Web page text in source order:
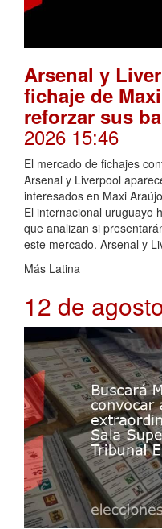
Arsenal y
fichaje de
reforzar sus
2026 15:46
El mercado de fichajes
Arsenal y Liverpool
interesados en Maxi
El internacional uruguayo
que analizan si
este mercado. Arsenal y
Más Latina
12 de